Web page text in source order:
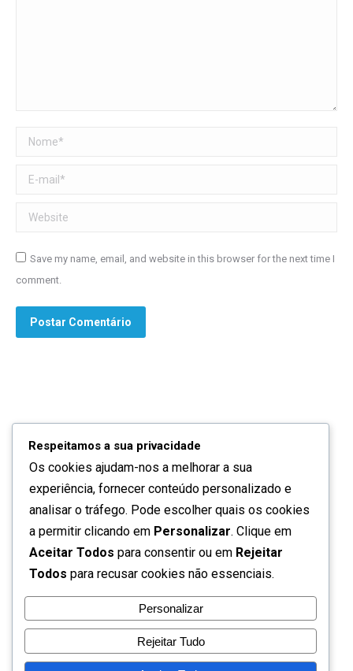
Nome *
E-mail *
Website
Save my name, email, and website in this browser for the next time I
comment.
Postar Comentário
Quem somos
Contactos
Termos de utilização
Perguntas frequentes
Respeitamos a sua privacidade
Os cookies ajudam-nos a melhorar a sua
experiência, fornecer conteúdo personalizado e
analisar o tráfego. Pode escolher quais os cookies
a permitir clicando em Personalizar. Clique em
Aceitar Todos para consentir ou em Rejeitar
Todos para recusar cookies não essenciais.
Personalizar
Rejeitar Tudo